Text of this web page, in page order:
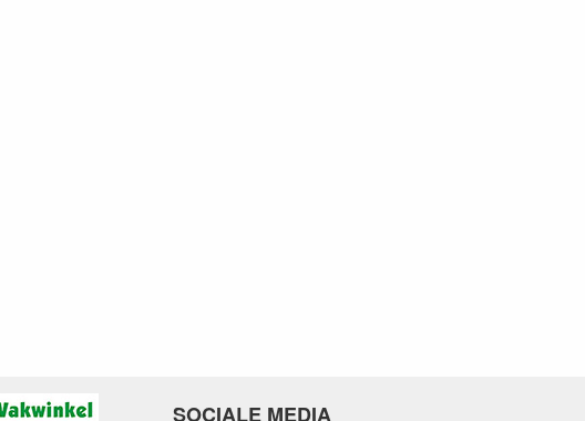
SOCIALE MEDIA